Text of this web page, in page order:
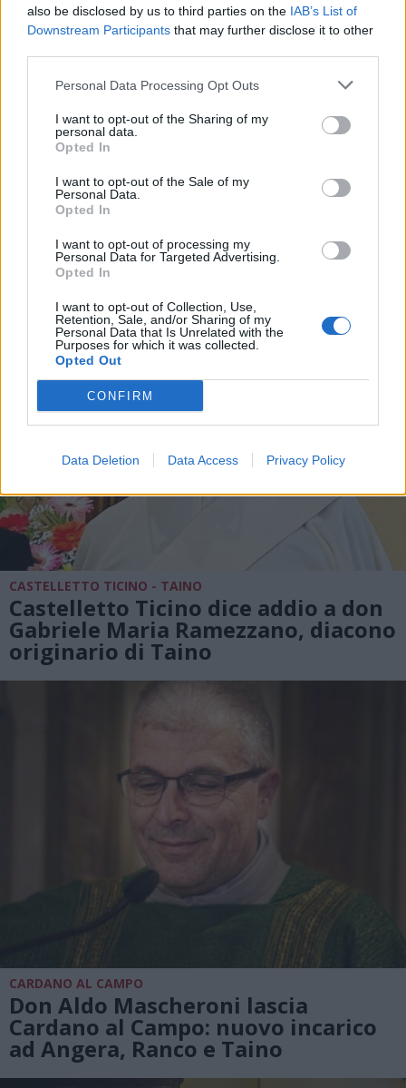
also be disclosed by us to third parties on the IAB’s List of
Downstream Participants that may further disclose it to other
Personal Data Processing Opt Outs
I want to opt-out of the Sharing of my
personal data.
Opted In
I want to opt-out of the Sale of my
Personal Data.
Opted In
I want to opt-out of processing my
Personal Data for Targeted Advertising.
Opted In
I want to opt-out of Collection, Use,
Retention, Sale, and/or Sharing of my
Personal Data that Is Unrelated with the
Purposes for which it was collected.
Opted Out
CONFIRM
Data Deletion Data Access Privacy Policy
ALTRE NOTIZIE DI TAINO
CASTELLETTO TICINO - TAINO
Castelletto Ticino dice addio a don
Gabriele Maria Ramezzano, diacono
originario di Taino
CARDANO AL CAMPO
Don Aldo Mascheroni lascia
Cardano al Campo: nuovo incarico
ad Angera, Ranco e Taino